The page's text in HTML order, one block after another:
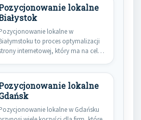
lokalne
lokalne w
to proces optymalizacji
internetowej, który ma na celu
lokalne
lokalne w Gdańsku